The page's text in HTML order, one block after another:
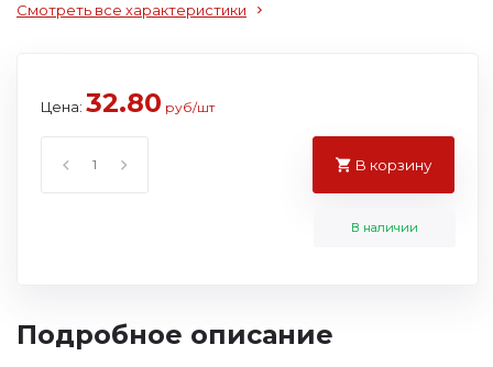
Смотреть все характеристики
Цена: 32.80 руб/шт
В корзину
В наличии
Подробное описание